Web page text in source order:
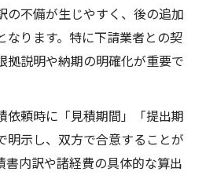
設積算の効率化と注意点
見積書内訳のポイント
訳で透明性を確保する記載方
見本を参考に信頼性向上を
単価を明示する建設実務の
の不備が生じやすく、後の追加
なります。特に下請業者との契
拠説明や納期の明確化が重要で
依頼時に「見積期間」「提出期
明示し、双方で合意することが
書内訳や諸経費の具体的な算出